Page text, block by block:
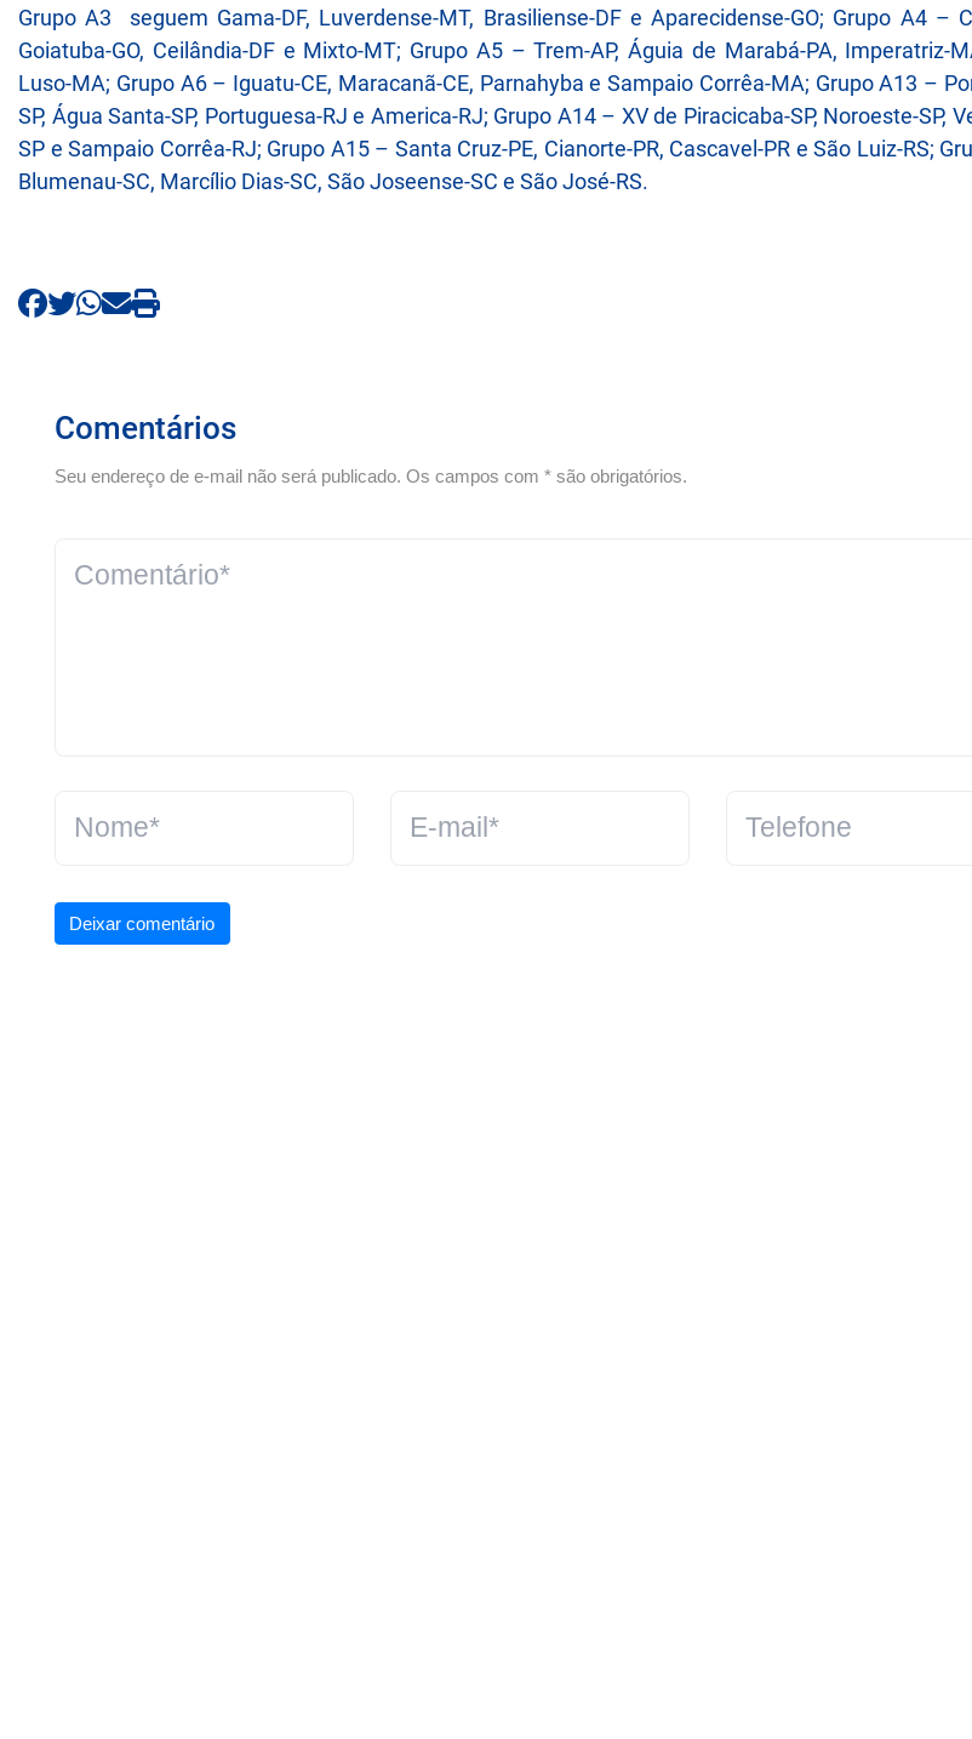
Grupo A3 seguem Gama-DF, Luverdense-MT, Brasiliense-DF e Aparecidense-GO; Grupo A4 –
Goiatuba-GO, Ceilândia-DF e Mixto-MT; Grupo A5 – Trem-AP, Águia de Marabá-PA, Imperatriz-
Luso-MA; Grupo A6 – Iguatu-CE, Maracanã-CE, Parnahyba e Sampaio Corrêa-MA; Grupo A13 –
SP, Água Santa-SP, Portuguesa-RJ e America-RJ; Grupo A14 – XV de Piracicaba-SP, Noroeste-SP,
SP e Sampaio Corrêa-RJ; Grupo A15 – Santa Cruz-PE, Cianorte-PR, Cascavel-PR e São Luiz-RS;
Blumenau-SC, Marcílio Dias-SC, São Joseense-SC e São José-RS.
Comentários
Seu endereço de e-mail não será publicado. Os campos com * são obrigatórios.
Deixar comentário